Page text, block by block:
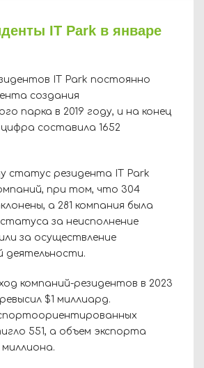
IT Park в январе
IT Park постоянно
создания
парка в 2019 году, и на конец
составила 1652
статус резидента IT Park
при том, что 304
а 281 компания была
за неисполнение
за осуществление
деятельности.
компаний-резидентов в 2023
$1 миллиард.
551, а объем экспорта